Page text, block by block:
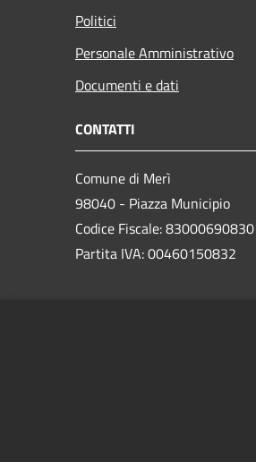
Politici
Personale Amministrativo
Documenti e dati
CONTATTI
Comune di Merì
98040 - Piazza Municipio
Codice Fiscale: 83000690830
Partita IVA: 00460150832